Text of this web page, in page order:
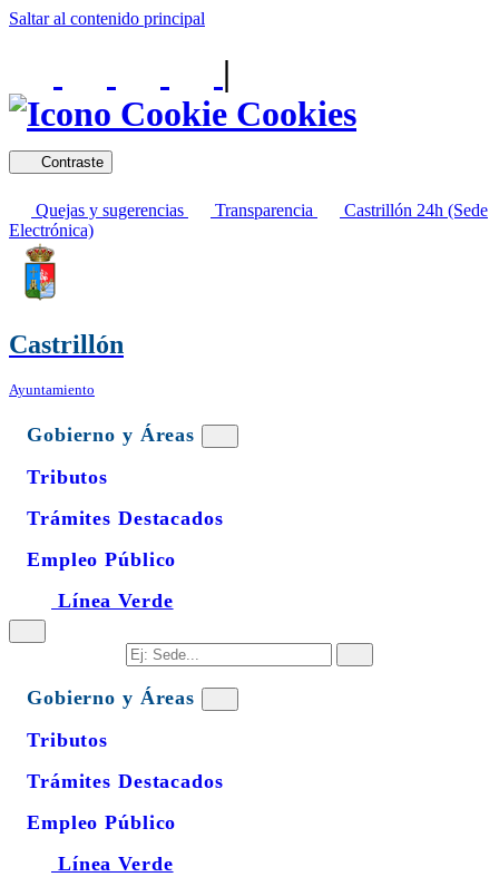
Saltar al contenido principal
|
Cookies
Contraste
Quejas y sugerencias Transparencia
Castrillón 24h (Sede
Electrónica)
Castrillón
Ayuntamiento
Gobierno y Áreas
Tributos
Trámites Destacados
Empleo Público
Línea Verde
Gobierno y Áreas
Tributos
Trámites Destacados
Empleo Público
Línea Verde